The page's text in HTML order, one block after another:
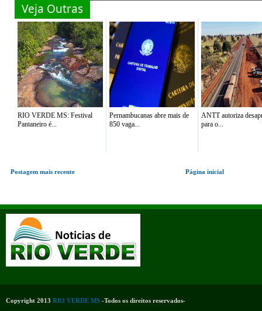
Veja Outras
RIO VERDE MS: Festival
Pantaneiro é...
Pernambucanas abre mais de
850 vaga...
ANTT autoriza
para o...
Postagem mais recente Página inicial
Copyright 2013 RIO VERDE MS -Todos os direitos reservados-